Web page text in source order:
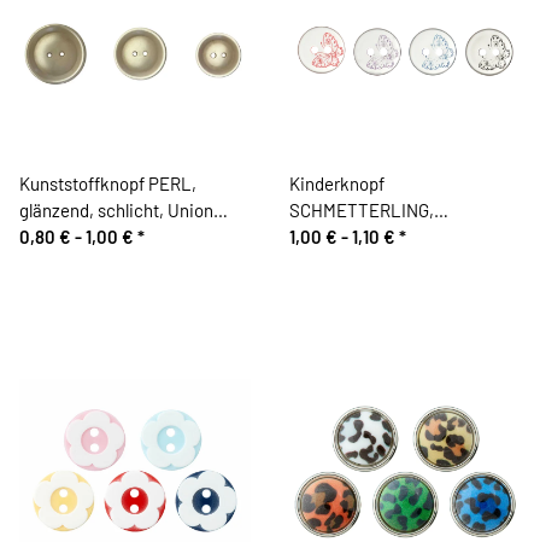
Kunststoffknopf PERL,
glänzend, schlicht, Union
Knopf
0,80 € -1,00 € *
Kinderknopf
SCHMETTERLING,
transparent, Union Knopf
1,00 € -1,10 € *